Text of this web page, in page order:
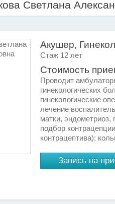
Светлана
Акушер,
Стаж 12 лет
Стоимость
Проводит
гинекологических
гинекологические
лечение
матки, эндометриоз,
подбор
контрацептива);
Запись на